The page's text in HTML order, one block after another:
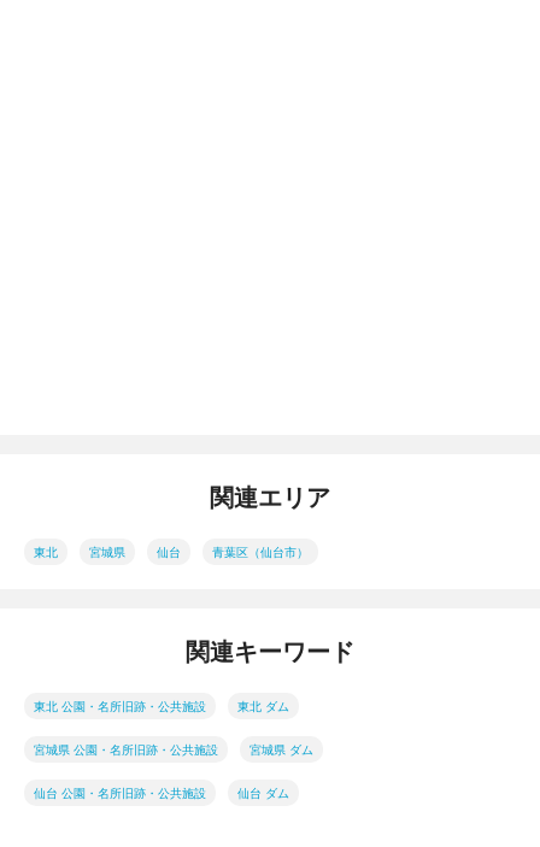
関連エリア
東北 宮城県 仙台 青葉区（仙台市）
関連キーワード
東北 公園・名所旧跡・公共施設 東北 ダム
宮城県 公園・名所旧跡・公共施設 宮城県 ダム
仙台 公園・名所旧跡・公共施設 仙台 ダム